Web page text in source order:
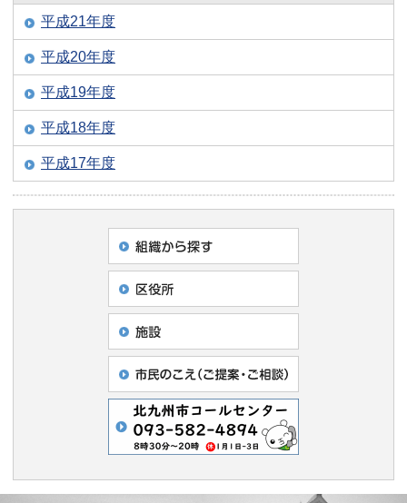
平成21年度
平成20年度
平成19年度
平成18年度
平成17年度